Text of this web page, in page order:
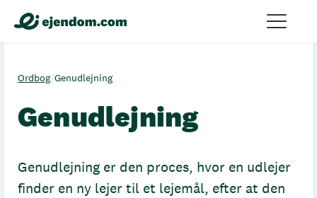
Ordbog/Genudlejning
Genudlejning
Genudlejning er den proces, hvor en udlejer
finder en ny lejer til et lejemål, efter at den